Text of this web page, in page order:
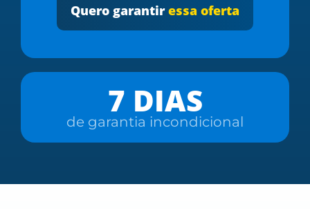
Quero garantiressa oferta
7 DIAS
de garantia incondicional